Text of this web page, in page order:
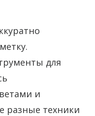
для
и
разные техники